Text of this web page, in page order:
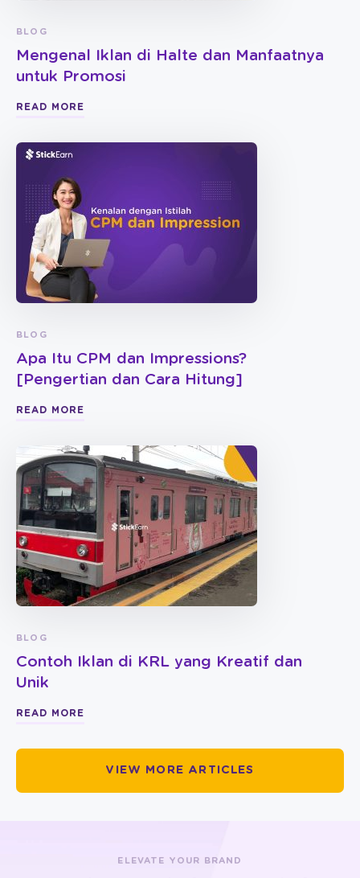
BLOG
Mengenal Iklan di Halte dan Manfaatnya
untuk Promosi
READ MORE
BLOG
Apa Itu CPM dan Impressions?
[Pengertian dan Cara Hitung]
READ MORE
BLOG
Contoh Iklan di KRL yang Kreatif dan
Unik
READ MORE
VIEW MORE ARTICLES
ELEVATE YOUR BRAND